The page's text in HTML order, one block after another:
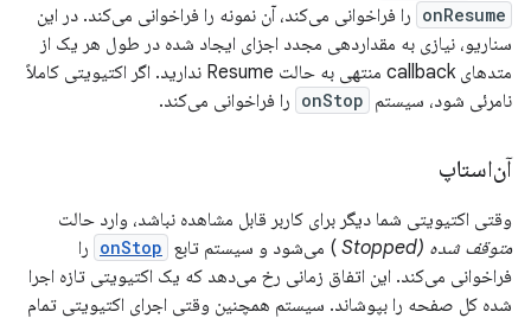
onResume را فراخوانی می‌کند، آن نمونه را فراخوانی می‌کند. در این
سناریو، نیازی به مقداردهی مجدد اجزای ایجاد شده در طول هر یک از
متدهای callback منتهی به حالت Resume ندارید. اگر اکتیویتی کاملاً
نامرئی شود، سیستم onStop را فراخوانی می‌کند.
آن‌استاپ
وقتی اکتیویتی شما دیگر برای کاربر قابل مشاهده نباشد، وارد حالت
متوقف شده (Stopped
) می‌شود و سیستم تابع onStop را
فراخوانی می‌کند. این اتفاق زمانی رخ می‌دهد که یک اکتیویتی تازه اجرا
شده کل صفحه را بپوشاند. سیستم همچنین وقتی اجرای اکتیویتی تمام